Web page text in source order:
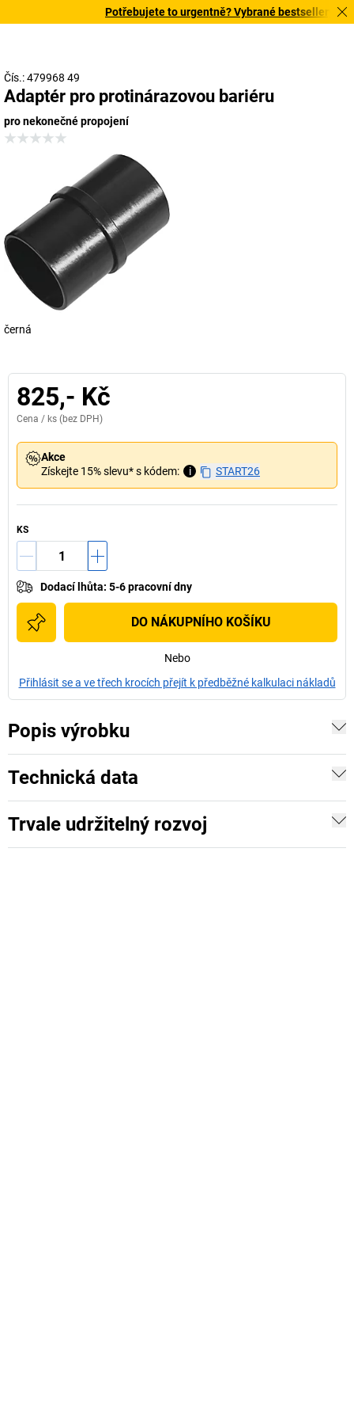
Potřebujete to urgentně? Vybrané bestsellery
Čís.: 479968 49
Adaptér pro protinárazovou bariéru
pro nekonečné propojení
černá
825,- Kč
Cena / ks (bez DPH)
Akce
Získejte 15% slevu* s kódem:
i START26
KS
Dodací lhůta: 5-6 pracovní dny
DO NÁKUPNÍHO KOŠÍKU
Nebo
Přihlásit se a ve třech krocích přejít k předběžné kalkulaci nákladů
Popis výrobku
Technická data
Trvale udržitelný rozvoj